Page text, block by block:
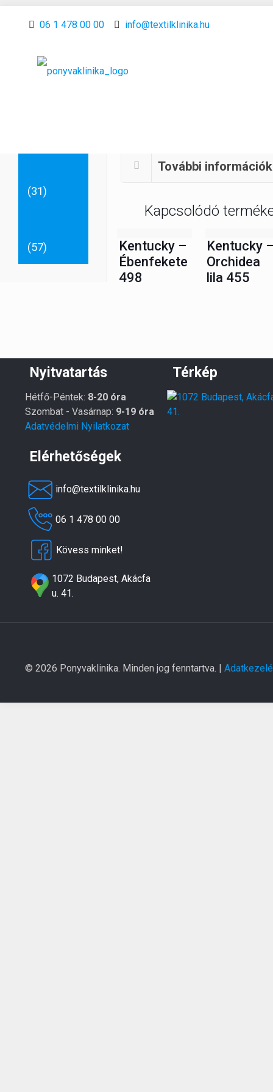
06 1 478 00 00 info@textilklinika.hu
További információk
Kapcsolódó
Kentucky –
Ébenfekete
498
Kentucky
Orchidea
lila 455
fajták
Kentucky
(beltéri)
(31)
(57)
Nyitvatartás
Hétfő-Péntek: 8-20 óra
Szombat - Vasárnap: 9-19 óra
Adatvédelmi Nyilatkozat
Elérhetőségek
info@textilklinika.hu
06 1 478 00 00
Kövess minket!
1072 Budapest, Akácfa
u. 41.
Térkép
© 2026 Ponyvaklinika. Minden jog fenntartva. |